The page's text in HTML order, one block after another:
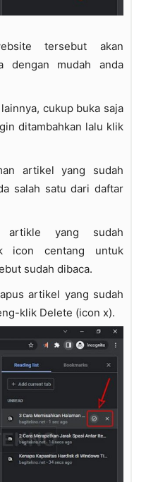
tersebut akan
dengan mudah anda
cukup buka saja
ditambahkan lalu klik
artikel yang sudah
salah satu dari daftar
artikle yang sudah
icon centang untuk
sudah dibaca.
artikel yang sudah
klik Delete (icon x).